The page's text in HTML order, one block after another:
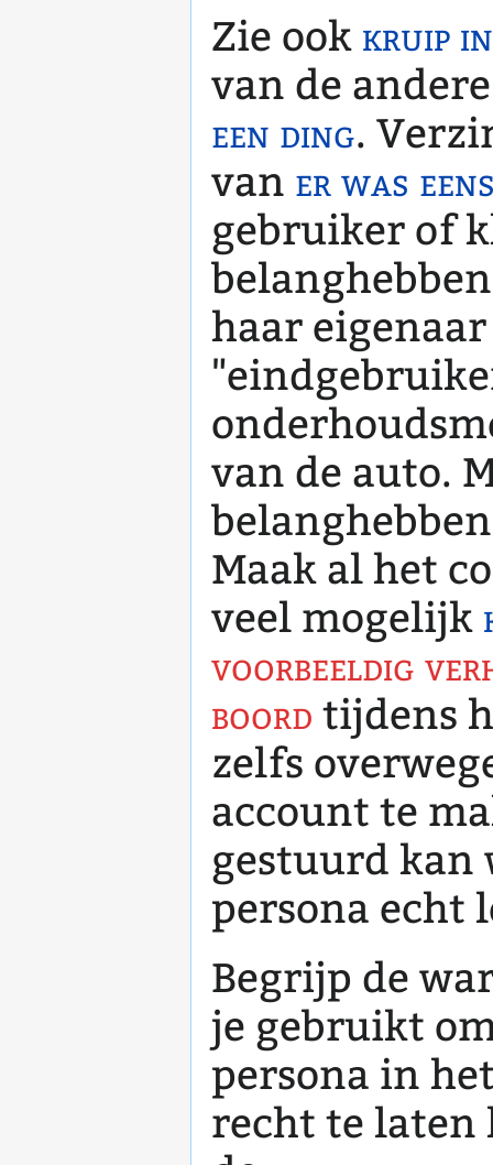
Zie ook kruip
van de
een ding.
van er was
gebruiker of
haar
van de auto.
Maak al het
veel mogelijk
voorbeeldig
boord tijdens
zelfs
account te
gestuurd kan
persona echt
Begrijp de
je gebruikt
persona in
recht te laten